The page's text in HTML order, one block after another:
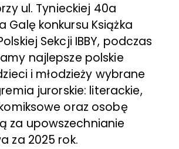
ul. Tynieckiej 40a
Galę konkursu Książka
Sekcji IBBY, podczas
najlepsze polskie
i młodzieży wybrane
jurorskie: literackie,
oraz osobę
za upowszechnianie
za 2025 rok.